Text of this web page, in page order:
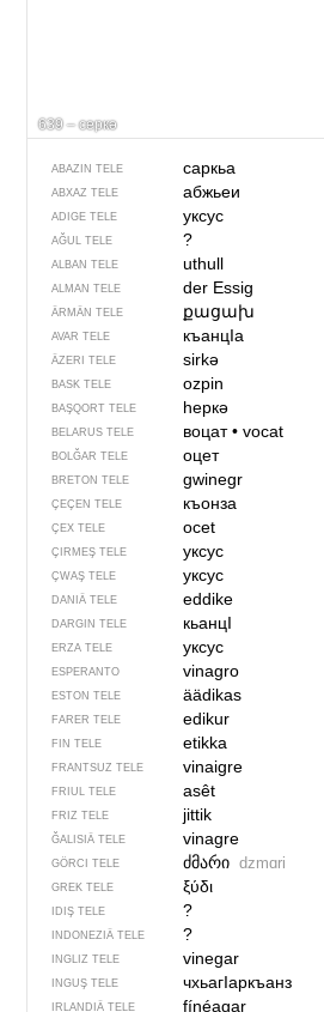
639 – серкә
ABAZIN TELE саркьа
ABXAZ TELE абжьеи
ADIGE TELE уксус
AĞUL TELE ?
ALBAN TELE uthull
ALMAN TELE der Essig
ÄRMÄN TELE քացախ
AVAR TELE къанцIа
ÄZERI TELE sirkə
BASK TELE ozpin
BAŞQORT TELE һеркә
BELARUS TELE воцат• vocat
BOLĞAR TELE оцет
BRETON TELE gwinegr
ÇEÇEN TELE къонза
ÇEX TELE ocet
ÇIRMEŞ TELE уксус
ÇWAŞ TELE уксус
DANIÄ TELE eddike
DARGIN TELE кьанцӀ
ERZA TELE уксус
ESPERANTO vinagro
ESTON TELE äädikas
FARER TELE edikur
FIN TELE etikka
FRANTSUZ TELE vinaigre
FRIUL TELE asêt
FRIZ TELE jittik
ĞALISIÄ TELE vinagre
GÖRCI TELE ძმარი dzmɑri
GREK TELE ξύδι
IDIŞ TELE ?
INDONEZIÄ TELE ?
INGLIZ TELE vinegar
INGUŞ TELE чхьагIаркъанз
IRLANDIÄ TELE fínéagar